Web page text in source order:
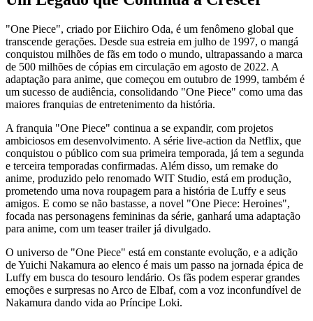
"One Piece", criado por Eiichiro Oda, é um fenômeno global que
transcende gerações. Desde sua estreia em julho de 1997, o mangá
conquistou milhões de fãs em todo o mundo, ultrapassando a marca
de 500 milhões de cópias em circulação em agosto de 2022. A
adaptação para anime, que começou em outubro de 1999, também é
um sucesso de audiência, consolidando "One Piece" como uma das
maiores franquias de entretenimento da história.
A franquia "One Piece" continua a se expandir, com projetos
ambiciosos em desenvolvimento. A série live-action da Netflix, que
conquistou o público com sua primeira temporada, já tem a segunda
e terceira temporadas confirmadas. Além disso, um remake do
anime, produzido pelo renomado WIT Studio, está em produção,
prometendo uma nova roupagem para a história de Luffy e seus
amigos. E como se não bastasse, a novel "One Piece: Heroines",
focada nas personagens femininas da série, ganhará uma adaptação
para anime, com um teaser trailer já divulgado.
O universo de "One Piece" está em constante evolução, e a adição
de Yuichi Nakamura ao elenco é mais um passo na jornada épica de
Luffy em busca do tesouro lendário. Os fãs podem esperar grandes
emoções e surpresas no Arco de Elbaf, com a voz inconfundível de
Nakamura dando vida ao Príncipe Loki.